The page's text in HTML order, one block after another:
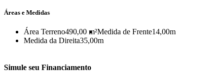
Áreas e Medidas
Área Terreno490,00 m²Medida de Frente14,00m
Medida da Direita35,00m
Simule seu Financiamento